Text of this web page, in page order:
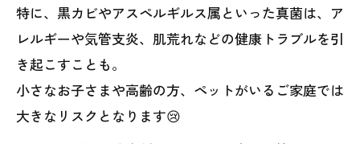
特に、黒カビやアスペルギルス属といった真菌は、ア
レルギーや気管支炎、肌荒れなどの健康トラブルを引
き起こすことも。
小さなお子さまや高齢の方、ペットがいるご家庭では
大きなリスクとなります😢